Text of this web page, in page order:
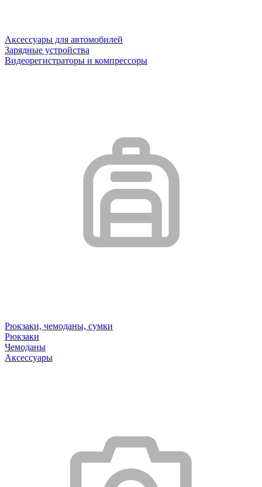
Аксессуары для автомобилей
Зарядные устройства
Видеорегистраторы и компрессоры
Рюкзаки, чемоданы, сумки
Рюкзаки
Чемоданы
Аксессуары